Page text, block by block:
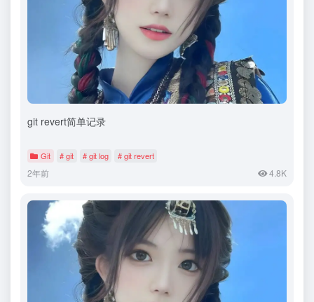
git revert简单记录
Git # git # git log # git revert
2年前 4.8K